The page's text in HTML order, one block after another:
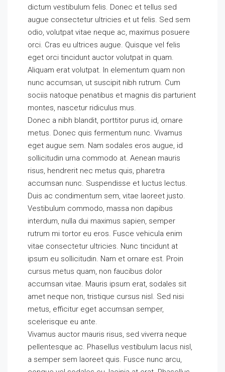
dictum vestibulum felis. Donec et tellus sed
augue consectetur ultricies et ut felis. Sed sem
odio, volutpat vitae neque ac, maximus posuere
orci. Cras eu ultrices augue. Quisque vel felis
eget orci tincidunt auctor volutpat in quam.
Aliquam erat volutpat. In elementum quam non
nunc accumsan, ut suscipit nibh rutrum. Cum
sociis natoque penatibus et magnis dis parturient
montes, nascetur ridiculus mus.
Donec a nibh blandit, porttitor purus id, ornare
metus. Donec quis fermentum nunc. Vivamus
eget augue sem. Nam sodales eros augue, id
sollicitudin urna commodo at. Aenean mauris
risus, hendrerit nec metus quis, pharetra
accumsan nunc. Suspendisse et luctus lectus.
Duis ac condimentum sem, vitae laoreet justo.
Vestibulum commodo, massa non dapibus
interdum, nulla dui maximus sapien, semper
rutrum mi tortor eu eros. Fusce vehicula enim
vitae consectetur ultricies. Nunc tincidunt at
ipsum eu sollicitudin. Nam et ornare est. Proin
cursus metus quam, non faucibus dolor
accumsan vitae. Mauris ipsum erat, sodales sit
amet neque non, tristique cursus nisl. Sed nisi
metus, efficitur eget accumsan semper,
scelerisque eu ante.
Vivamus auctor mauris risus, sed viverra neque
pellentesque ac. Phasellus vestibulum lacus nisl,
a semper sem laoreet quis. Fusce nunc arcu,